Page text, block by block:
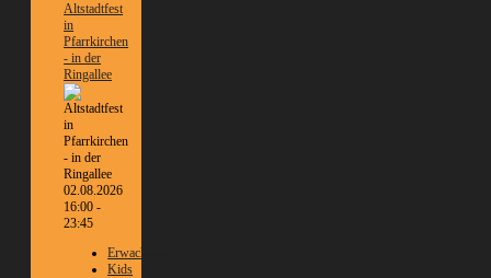
Altstadtfest
in
Pfarrkirchen
- in der
Ringallee
02.08.2026
16:00 -
23:45
Erwachsene
Kids